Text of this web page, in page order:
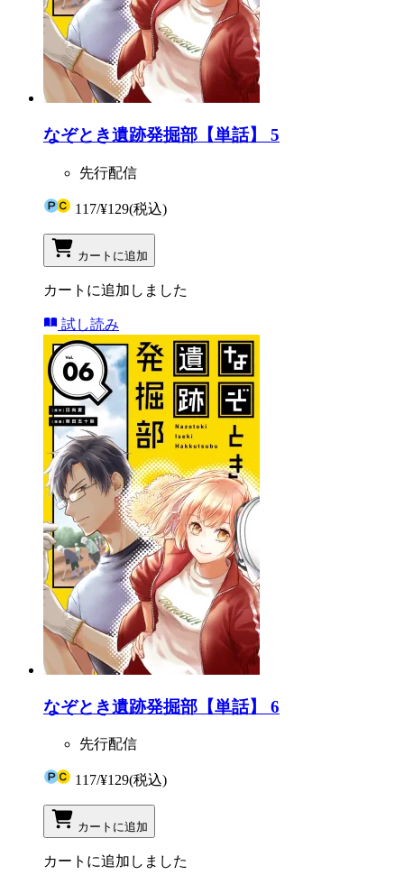
なぞとき遺跡発掘部【単話】 5
先行配信
117/¥129(税込)
カートに追加
カートに追加しました
試し読み
なぞとき遺跡発掘部【単話】 6
先行配信
117/¥129(税込)
カートに追加
カートに追加しました